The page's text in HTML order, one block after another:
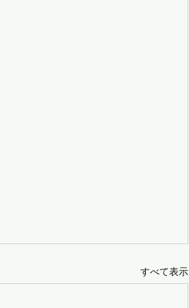
すべて表示